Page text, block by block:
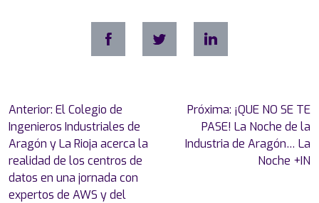
Navegación
de
entradas
Anterior: El Colegio de
Ingenieros Industriales de
Aragón y La Rioja acerca la
realidad de los centros de
datos en una jornada con
expertos de AWS y del
Próxima: ¡QUE NO SE TE
PASE! La Noche de la
Industria de Aragón… La
Noche +IN